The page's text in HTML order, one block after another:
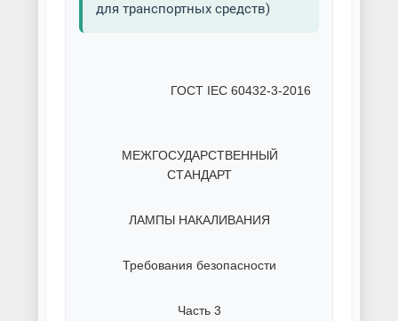
для транспортных средств)